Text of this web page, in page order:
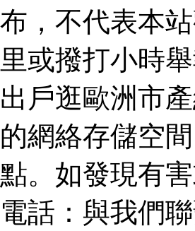
布，不代表本
里或撥打小時
出戶逛歐洲市
的網絡存儲空
點。如發現有
電話：與我們